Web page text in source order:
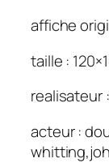
affiche
taille :
realisateur
acteur :